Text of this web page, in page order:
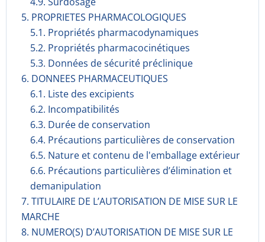
5. PROPRIETES PHARMACOLOGIQUES
5.1. Propriétés pharmacodynami­ques
5.2. Propriétés pharmacocinéti­ques
5.3. Données de sécurité préclinique
6. DONNEES PHARMACEUTIQUES
6.1. Liste des excipients
6.2. Incompati­bilités
6.3. Durée de conservation
6.4. Précautions particulières de conservation
6.5. Nature et contenu de l'emballage extérieur
6.6. Précautions particulières d’élimination et
demanipulation
7. TITULAIRE DE L’AUTORISATION DE MISE SUR LE
MARCHE
8. NUMERO(S) D’AUTORISATION DE MISE SUR LE